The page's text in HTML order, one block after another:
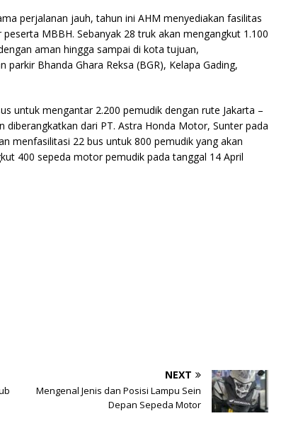
perjalanan jauh, tahun ini AHM menyediakan fasilitas
MBBH. Sebanyak 28 truk akan mengangkut 1.100
aman hingga sampai di kota tujuan,
Bhanda Ghara Reksa (BGR), Kelapa Gading,
untuk mengantar 2.200 pemudik dengan rute Jakarta –
diberangkatkan dari PT. Astra Honda Motor, Sunter pada
menfasilitasi 22 bus untuk 800 pemudik yang akan
400 sepeda motor pemudik pada tanggal 14 April
NEXT
Mengenal Jenis dan Posisi Lampu Sein
Depan Sepeda Motor